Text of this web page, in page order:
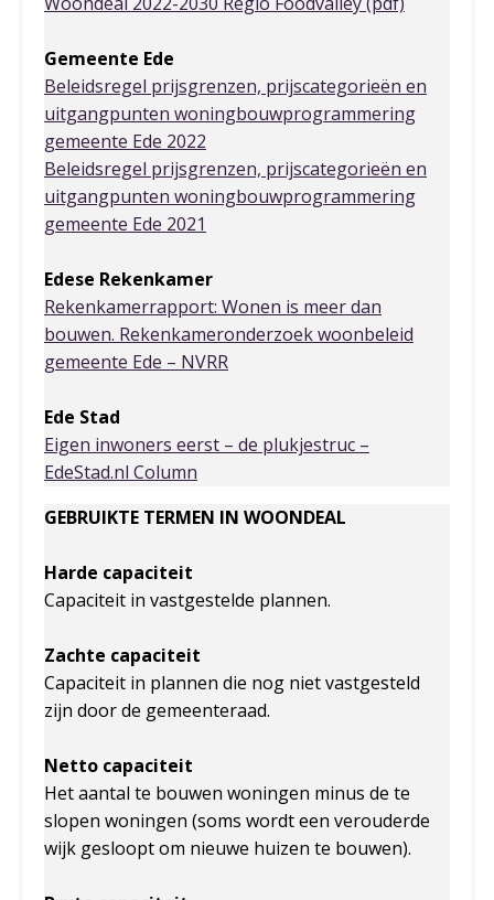
Gemeente Ede
Beleidsregel prijsgrenzen, prijscategorieën en
uitgangpunten woningbouwprogrammering
gemeente Ede 2022
Beleidsregel prijsgrenzen, prijscategorieën en
uitgangpunten woningbouwprogrammering
gemeente Ede 2021
Edese Rekenkamer
Rekenkamerrapport: Wonen is meer dan
bouwen. Rekenkameronderzoek woonbeleid
gemeente Ede – NVRR
Ede Stad
Eigen inwoners eerst – de plukjestruc –
EdeStad.nl Column
GEBRUIKTE TERMEN IN WOONDEAL
Harde capaciteit
Capaciteit in vastgestelde plannen.
Zachte capaciteit
Capaciteit in plannen die nog niet vastgesteld
zijn door de gemeenteraad.
Netto capaciteit
Het aantal te bouwen woningen minus de te
slopen woningen (soms wordt een verouderde
wijk gesloopt om nieuwe huizen te bouwen).